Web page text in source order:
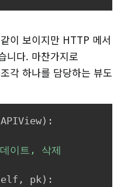
이 보이지만 HTTP 메서
니다. 마찬가지로
각 하나를 담당하는 뷰도
APIView) :
이트, 삭제
, pk ) :